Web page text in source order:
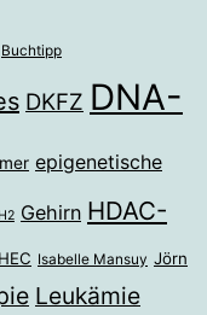
Buchtipp
DKFZ DNA-
epigenetische
Gehirn HDAC-
Isabelle Mansuy Jörn
Leukämie